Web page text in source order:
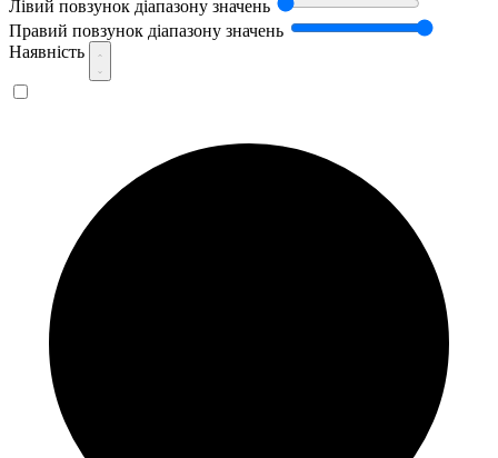
Лівий повзунок діапазону значень
Правий повзунок діапазону значень
Наявність